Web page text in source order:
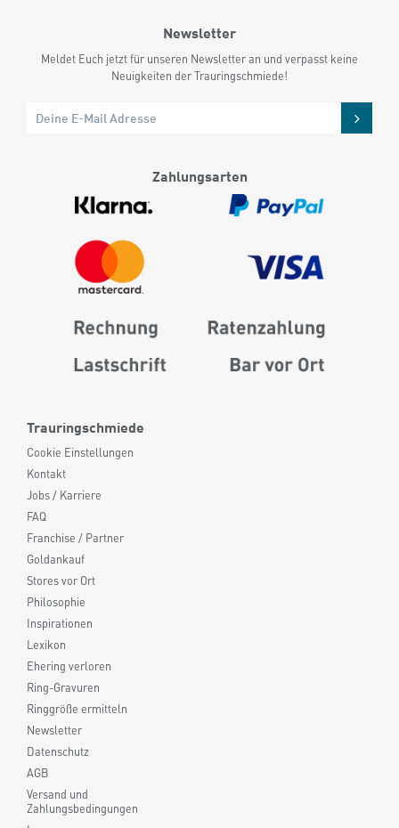
Trauringschmiede
Cookie Einstellungen
Kontakt
Jobs / Karriere
FAQ
Franchise / Partner
Goldankauf
Stores vor Ort
Philosophie
Inspirationen
Lexikon
Ehering verloren
Ring-Gravuren
Ringgröße ermitteln
Newsletter
Datenschutz
AGB
Versand und
Zahlungsbedingungen
Newsletter
Meldet Euch jetzt für unseren Newsletter an und verpasst keine
Neuigkeiten der Trauringschmiede!
Zahlungsarten